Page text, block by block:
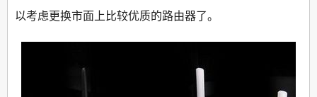
以考虑更换市面上比较优质的路由器了。